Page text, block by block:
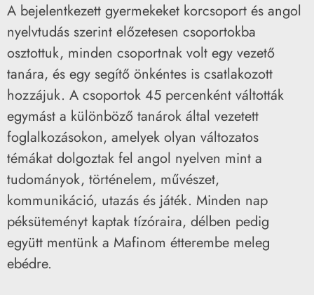
A bejelentkezett gyermekeket korcsoport és angol
nyelvtudás szerint előzetesen csoportokba
osztottuk, minden csoportnak volt egy vezető
tanára, és egy segítő önkéntes is csatlakozott
hozzájuk. A csoportok 45 percenként váltották
egymást a különböző tanárok által vezetett
foglalkozásokon, amelyek olyan változatos
témákat dolgoztak fel angol nyelven mint a
tudományok, történelem, művészet,
kommunikáció, utazás és játék. Minden nap
péksüteményt kaptak tízóraira, délben pedig
együtt mentünk a Mafinom étterembe meleg
ebédre.